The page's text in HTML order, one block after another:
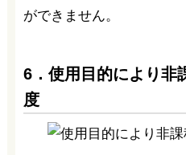
ができません。
6．使用目的により非
度